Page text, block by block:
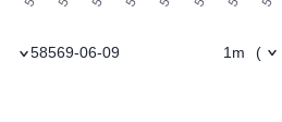
)
1m
58569-06-09